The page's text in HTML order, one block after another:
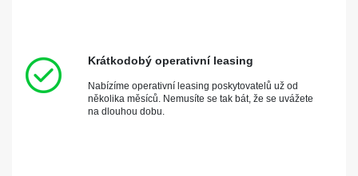
Krátkodobý operativní leasing
Nabízíme operativní leasing poskytovatelů už od
několika měsíců. Nemusíte se tak bát, že se uvážete
na dlouhou dobu.